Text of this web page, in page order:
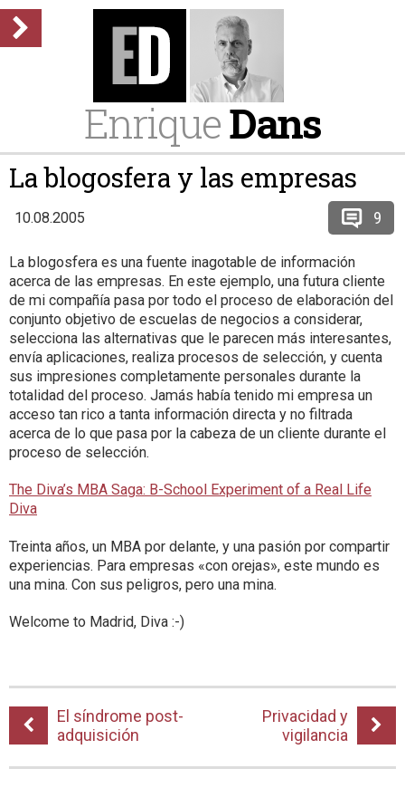
EnriqueDans
La blogosfera y las empresas
10.08.2005 9
La blogosfera es una fuente inagotable de información
acerca de las empresas. En este ejemplo, una futura cliente
de mi compañía pasa por todo el proceso de elaboración del
conjunto objetivo de escuelas de negocios a considerar,
selecciona las alternativas que le parecen más interesantes,
envía aplicaciones, realiza procesos de selección, y cuenta
sus impresiones completamente personales durante la
totalidad del proceso. Jamás había tenido mi empresa un
acceso tan rico a tanta información directa y no filtrada
acerca de lo que pasa por la cabeza de un cliente durante el
proceso de selección.
The Diva’s MBA Saga: B-School Experiment of a Real Life
Diva
Treinta años, un MBA por delante, y una pasión por compartir
experiencias. Para empresas «con orejas», este mundo es
una mina. Con sus peligros, pero una mina.
Welcome to Madrid, Diva :-)
El síndrome post-
adquisición
Privacidad y
vigilancia